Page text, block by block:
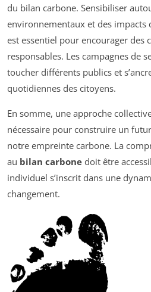
du bilan carbone. Sensibiliser
environnementaux et des impacts
est essentiel pour encourager des
responsables. Les campagnes de
toucher différents publics et
quotidiennes des citoyens.
En somme, une approche
nécessaire pour construire un
notre empreinte carbone. La
au bilan carbone doit être
individuel s’inscrit dans une
changement.